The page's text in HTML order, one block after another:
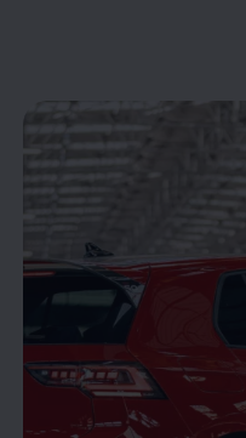
Enable fullscreen mode